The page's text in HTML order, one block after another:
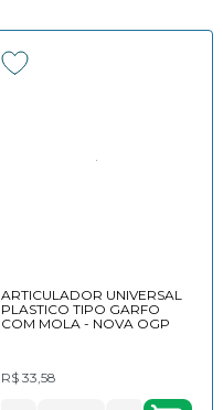
ARTICULADOR UNIVERSAL
PLASTICO TIPO GARFO
COM MOLA - NOVA OGP
R$ 33,58